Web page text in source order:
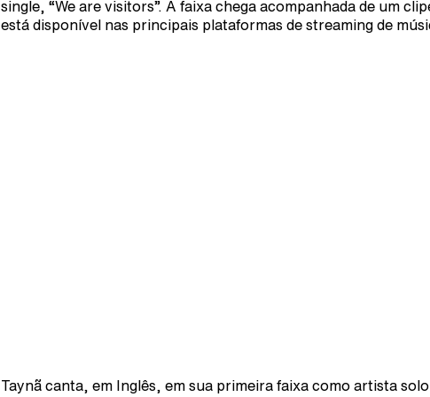
single, “We are visitors”. A faixa chega acompanhada de um
está disponível nas principais plataformas de streaming de
Taynã canta, em Inglês, em sua primeira faixa como artista